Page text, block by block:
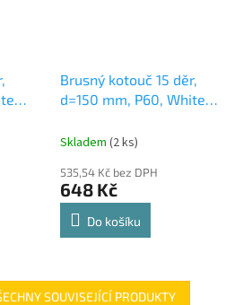
Brusný kotouč 15 děr,
d=150 mm, P60, White
Skladem (2 ks)
535,54 Kč bez DPH
648 Kč
Do košíku
SOUVISEJÍCÍ PRODUKTY